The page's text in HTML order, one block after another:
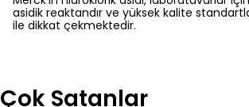
asidik reaktandır ve yüksek kalite
ile dikkat çekmektedir.
Çok Satanlar